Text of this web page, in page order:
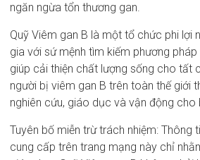
ngăn ngừa tổn thương gan.
Quỹ Viêm gan B là một tổ chức phi lợi
gia với sứ mệnh tìm kiếm phương
giúp cải thiện chất lượng sống cho tất
người bị viêm gan B trên toàn thế giới
nghiên cứu, giáo dục và vận động cho
Tuyên bố miễn trừ trách nhiệm: Thông
cung cấp trên trang mạng này chỉ